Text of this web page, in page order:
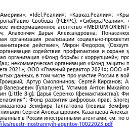
«Idel.Реалии»; «Кавказ.Реалии»;
Радио Свобода (PCE/PC);
информационное агентство «MEDIUM-
Апахончич Дарья Александровна;
организация реализации социально-
действие»; Мирон Федоров;
содействия профилактике и
организация «Фонд борьбы с коррупцией»;
некоммерческая организация «Фонд защиты
2021»; ООО «Главный редактор 2021»; ООО
данных, в том числе про участие России в
Артур Смолянинов; Сергей
Валерьевич (Гулагу.нет); Устимов Антон
(Little Big); Дарья Серенко
Фонд развития цифровых прав;
Земфира Талгатовна (певица
Сергей Александрович; Казанцева
в России иностранными агентами, см. по
reestr-inostrannyih-agentov-10022023.pdf